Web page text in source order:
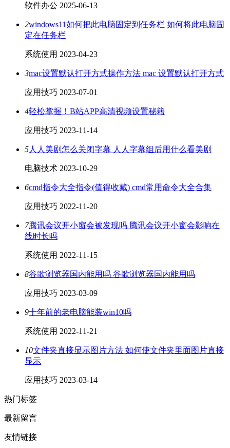
软件办公 2025-06-13
2windows11如何把此电脑固定到任务栏 如何将此电脑固
定在任务栏
系统使用 2023-04-23
3mac设置默认打开方式操作方法 mac 设置默认打开方式
应用技巧 2023-07-01
4轻松掌握！B站APP高清视频设置秘籍
应用技巧 2023-11-14
5人人美剧怎么关闭字幕 人人字幕组后用什么看美剧
电脑技术 2023-10-29
6cmd指令大全指令(值得收藏) cmd常用命令大全合集
应用技巧 2022-11-20
7腾讯会议开小窗会被发现吗 腾讯会议开小窗会影响在
线时长吗
系统使用 2022-11-15
8谷歌浏览器国内能用吗 谷歌浏览器国内能用吗
应用技巧 2023-03-09
9十年前的老电脑能装win10吗
系统使用 2022-11-21
10文件夹直接显示图片方法 如何使文件夹里面图片直接
显示
应用技巧 2023-03-14
热门标签
最新留言
友情链接